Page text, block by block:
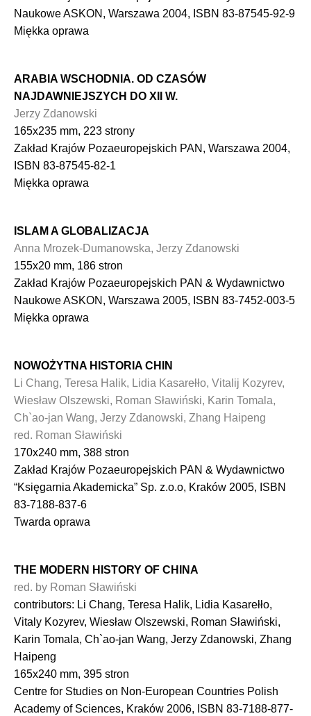
Naukowe ASKON, Warszawa 2004, ISBN 83-87545-92-9
Miękka oprawa
ARABIA WSCHODNIA. OD CZASÓW
NAJDAWNIEJSZYCH DO XII W.
Jerzy Zdanowski
165x235 mm, 223 strony
Zakład Krajów Pozaeuropejskich PAN, Warszawa 2004,
ISBN 83-87545-82-1
Miękka oprawa
ISLAM A GLOBALIZACJA
Anna Mrozek-Dumanowska, Jerzy Zdanowski
155x20 mm, 186 stron
Zakład Krajów Pozaeuropejskich PAN & Wydawnictwo
Naukowe ASKON, Warszawa 2005, ISBN 83-7452-003-5
Miękka oprawa
NOWOŻYTNA HISTORIA CHIN
Li Chang, Teresa Halik, Lidia Kasarełło, Vitalij Kozyrev,
Wiesław Olszewski, Roman Sławiński, Karin Tomala,
Ch`ao-jan Wang, Jerzy Zdanowski, Zhang Haipeng
red. Roman Sławiński
170x240 mm, 388 stron
Zakład Krajów Pozaeuropejskich PAN & Wydawnictwo
“Księgarnia Akademicka” Sp. z.o.o, Kraków 2005, ISBN
83-7188-837-6
Twarda oprawa
THE MODERN HISTORY OF CHINA
red. by Roman Sławiński
contributors: Li Chang, Teresa Halik, Lidia Kasarełło,
Vitaly Kozyrev, Wiesław Olszewski, Roman Sławiński,
Karin Tomala, Ch`ao-jan Wang, Jerzy Zdanowski, Zhang
Haipeng
165x240 mm, 395 stron
Centre for Studies on Non-European Countries Polish
Academy of Sciences, Kraków 2006, ISBN 83-7188-877-